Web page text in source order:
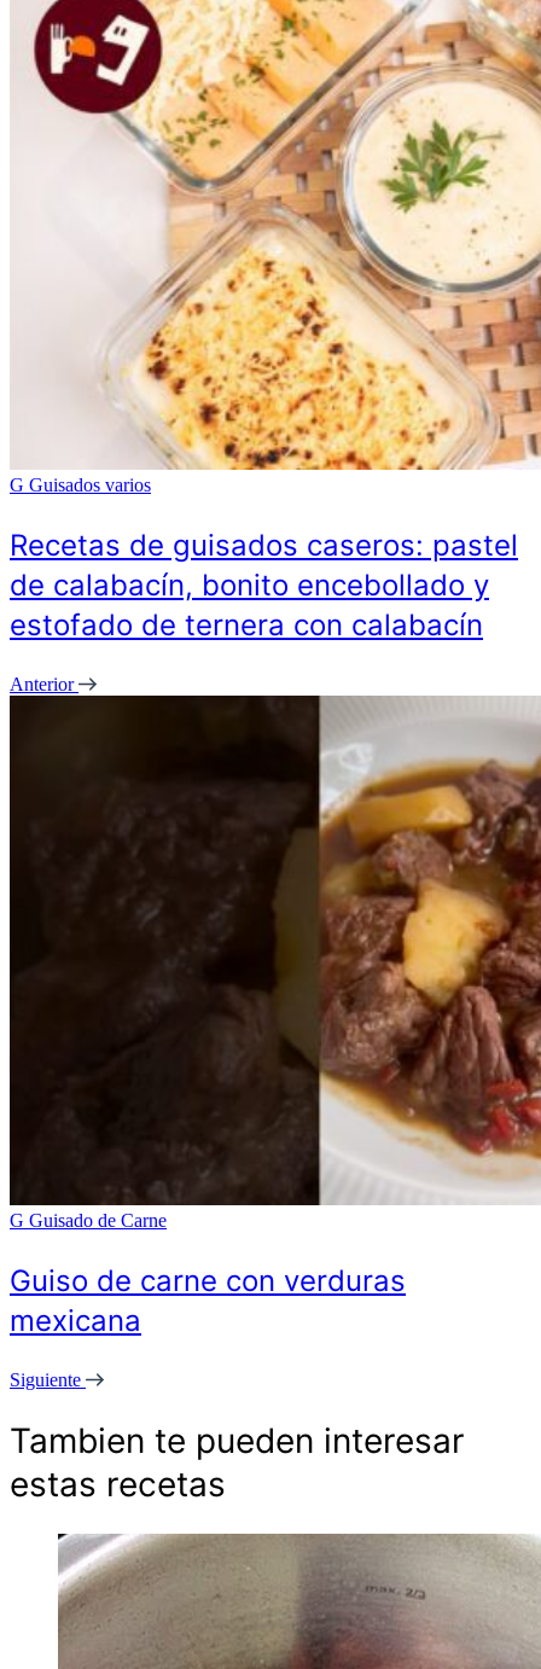
G Guisados varios
Recetas de guisados caseros: pastel
de calabacín, bonito encebollado y
estofado de ternera con calabacín
Anterior
G Guisado de Carne
Guiso de carne con verduras
mexicana
Siguiente
Tambien te pueden interesar
estas recetas